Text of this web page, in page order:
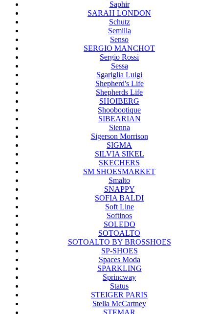
Saphir
SARAH LONDON
Schutz
Semilla
Senso
SERGIO MANCHOT
Sergio Rossi
Sessa
Sgariglia Luigi
Shepherd's Life
Shepherds Life
SHOIBERG
Shoobootique
SIBEARIAN
Sienna
Sigerson Morrison
SIGMA
SILVIA SIKEL
SKECHERS
SM SHOESMARKET
Smalto
SNAPPY
SOFIA BALDI
Soft Line
Softinos
SOLEDO
SOTOALTO
SOTOALTO BY BROSSHOES
SP-SHOES
Spaces Moda
SPARKLING
Sprincway
Status
STEIGER PARIS
Stella McCartney
STEMAR